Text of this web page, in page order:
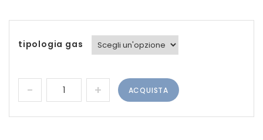
tipologia gas
ACQUISTA